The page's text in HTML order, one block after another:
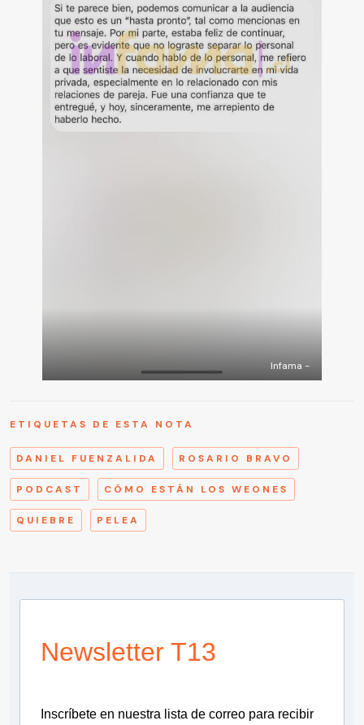
Infama -
ETIQUETAS DE ESTA NOTA
DANIEL FUENZALIDA ROSARIO BRAVO
PODCAST CÓMO ESTÁN LOS WEONES
QUIEBRE PELEA
Newsletter T13
Inscríbete en nuestra lista de correo para recibir